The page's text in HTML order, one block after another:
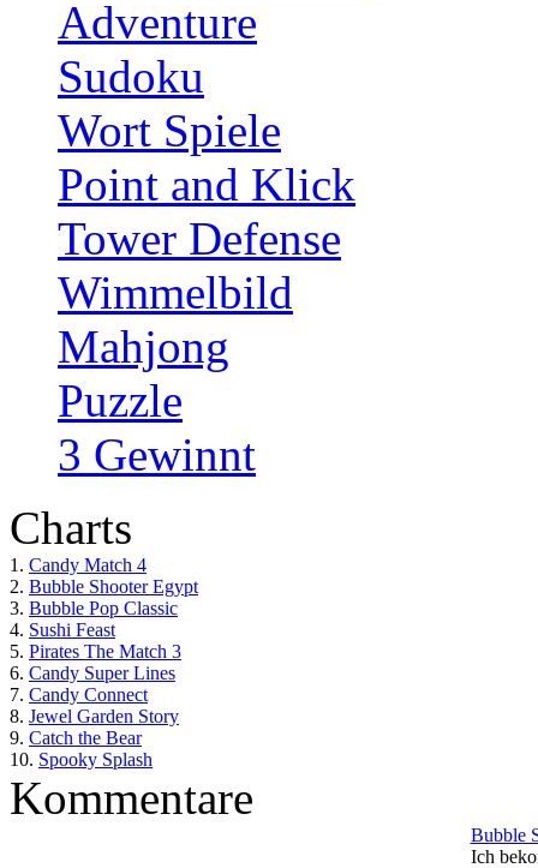
Adventure
Sudoku
Wort Spiele
Point and Klick
Tower Defense
Wimmelbild
Mahjong
Puzzle
3 Gewinnt
Charts
1. Candy Match 4
2. Bubble Shooter Egypt
3. Bubble Pop Classic
4. Sushi Feast
5. Pirates The Match 3
6. Candy Super Lines
7. Candy Connect
8. Jewel Garden Story
9. Catch the Bear
10. Spooky Splash
Kommentare
Bubble
Ich